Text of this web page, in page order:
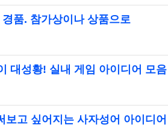
품. 참가상이나 상품으로
대성황! 실내 게임 아이디어 모음
보고 싶어지는 사자성어 아이디